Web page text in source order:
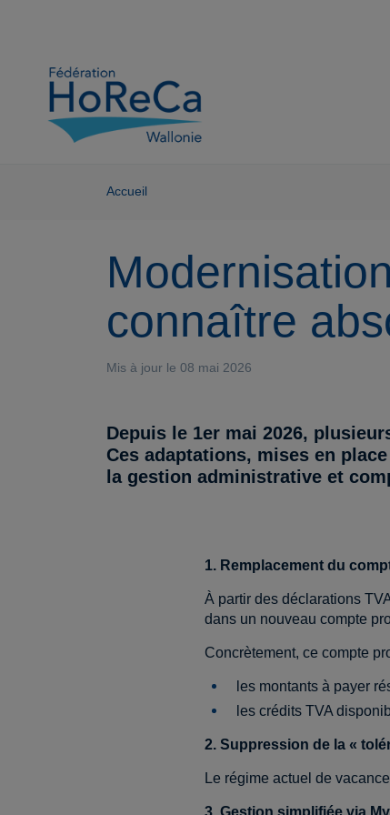
Accueil
connaître
Mis à jour le 08 mai 2026
Depuis le 1er mai 2026,
Ces adaptations, mises en
la gestion administrative et
1. Remplacement du
À partir des déclarations
dans un nouveau compte
Concrètement, ce compte
les montants à payer
les crédits TVA
2. Suppression de la «
Le régime actuel de
3. Gestion simplifiée via